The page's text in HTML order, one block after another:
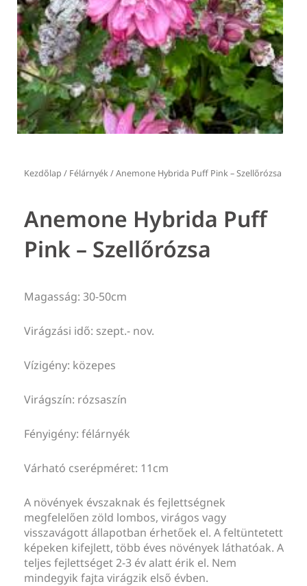
Kezdőlap / Félárnyék/ Anemone Hybrida Puff Pink – Szellőrózsa
Anemone Hybrida Puff
Pink – Szellőrózsa
Magasság: 30-50cm
Virágzási idő: szept.- nov.
Vízigény: közepes
Virágszín: rózsaszín
Fényigény: félárnyék
Várható cserépméret: 11cm
A növények évszaknak és fejlettségnek
megfelelően zöld lombos, virágos vagy
visszavágott állapotban érhetőek el. A feltüntetett
képeken kifejlett, több éves növények láthatóak. A
teljes fejlettséget 2-3 év alatt érik el. Nem
mindegyik fajta virágzik első évben.